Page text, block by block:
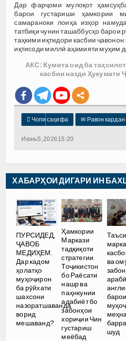
Дар фарҷоми мулоқот
барои густариши ҳамкории
самараноки лоиҳа изҳор
татбиқи чунин ташаббусҳо барои
таҳкими иқтидори касбии
иқтисоди миллӣ аҳамияти муҳим
АКС: Кумита оид ба
касбии назди Ҳукумати
 Чопи саҳифа ✉ Равон кардан
Июнь 5, 2026 15:20
ХАБАРҲОИ ДИГАРИ ИН
ПУРСИДЕД,
ҶАВОБ
МЕДИҲЕМ.
Дар кадом
ҳолатҳо
муҳоҷирон
ба рӯйхати
шахсони
назоратшаванда
ворид
мешаванд?
Ҳамкории
Маркази
тадқиқоти
стратегии
Тоҷикистон
бо Раёсати
нашр ва
паҳнкунии
адабиёт бо
забонҳои
хориҷии Чин
густариш
меёбад
ва
барои
шуд